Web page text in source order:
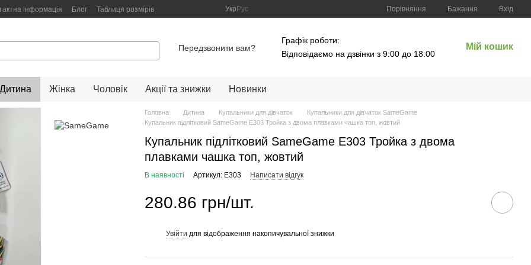
інформація Блог Таблиця розмірів Укр Рус Порівняння Бажання Вхід
Передзвонити вам?
Графік роботи:
Відповідаємо на дзвінки з 9:00 до 18:00
Мій кошик
Дитина Жінка Чоловік Акції та знижки Новинки
Головна Дитина Купальники для дівчаток
Купальники для дівчаток SameGame
Купальник підлітковий SameGame E303 Тройка з двома плавками чашка топ, жовтий
Купальник підлітковий SameGame E303 Тройка з двома
плавками чашка топ, жовтий
В наявності Артикул: E303 Написати відгук
280.86 грн/шт.
Увійти для відображення накопичувальної знижки